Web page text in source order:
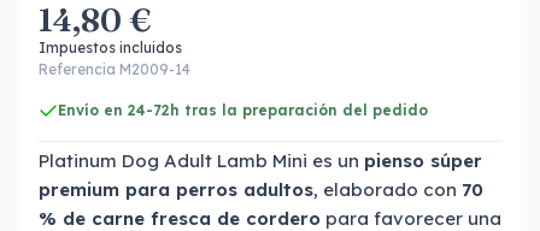
14,80 €
Impuestos incluidos
Referencia M2009-14
Envío en 24-72h tras la preparación del pedido
Platinum Dog Adult Lamb Mini es un pienso súper
premium para perros adultos, elaborado con 70
% de carne fresca de cordero para favorecer una